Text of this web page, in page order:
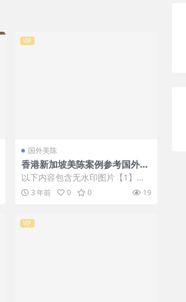
VIP
国外美陈
香港新加坡美陈案例参考国外美
陈 (242)天津市IP美陈
以下内容包含无水印图片【1】张
，开通会员无障碍浏览 开通VIP会
员 3 年前 0 0 19
VIP